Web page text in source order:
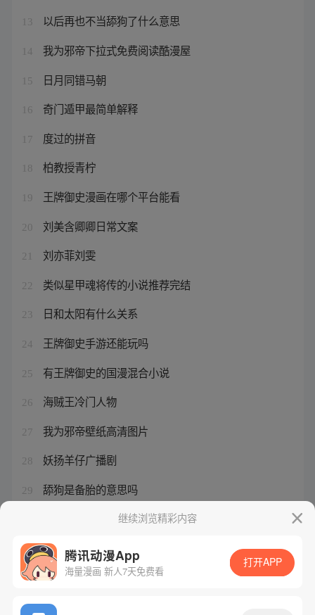
13 以后再也不当舔狗了什么意思
14 我为邪帝下拉式免费阅读酷漫屋
15 日月同错马朝
16 奇门遁甲最简单解释
17 度过的拼音
18 柏教授青柠
19 王牌御史漫画在哪个平台能看
20 刘美含卿卿日常文案
21 刘亦菲刘雯
22 类似星甲魂将传的小说推荐完结
23 日和太阳有什么关系
24 王牌御史手游还能玩吗
25 有王牌御史的国漫混合小说
26 海贼王冷门人物
27 我为邪帝壁纸高清图片
28 妖扬羊仔广播剧
29 舔狗是备胎的意思吗
鬼灭之刃动画什么时候更新
继续浏览精彩内容
腾讯动漫App
海量漫画 新人7天免费看
打开APP